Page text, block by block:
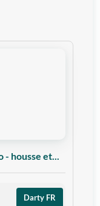
- housse et...
Darty FR